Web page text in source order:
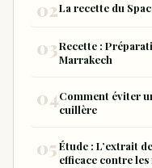
La recette du
Recette :
Marrakech
Comment éviter
cuillère
Étude : L’extrait
efficace contre